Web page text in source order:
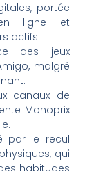
portée
ligne et
actifs.
des jeux
malgré
canaux de
Monoprix
par le recul
qui